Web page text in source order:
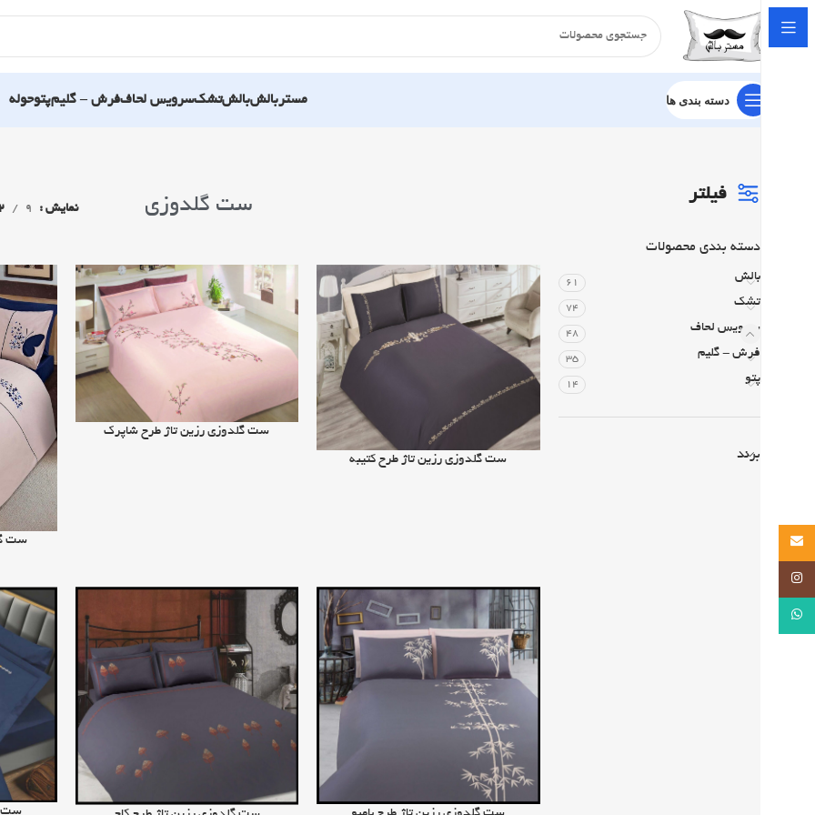
دسته بندی ها مستربالشبالشتشکسرویس لحاففرش – گلیمپتوحوله
خانه سرویس لحاف
فیلتر
دسته‌ بندی محصولات
بالش 61
تشک 74
سرویس لحاف 48
فرش - گلیم 35
پتو 14
برند
ست گلدوزی نمایش 9
اطلاعات بیشترست گلدوزی رزین تاژ طرح کتیبه
اطلاعات بیشتر
ست گلدوزی رزین تاژ طرح شاپرک
اطلاعاتست
اطلاعات بیشتر اطلاعاتست